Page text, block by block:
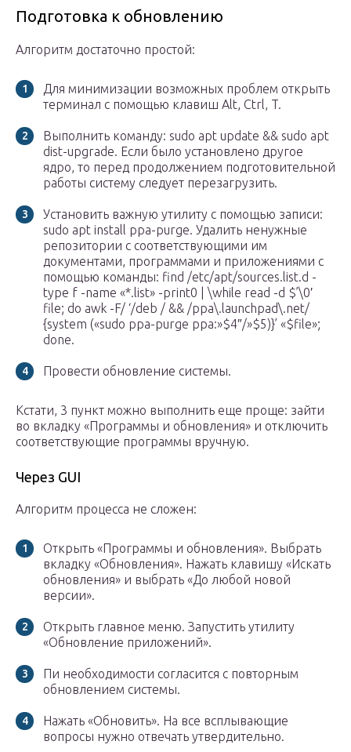
Подготовка к обновлению
Алгоритм достаточно простой:
Для минимизации возможных проблем открыть
терминал с помощью клавиш Alt, Ctrl, T.
Выполнить команду: sudo apt update && sudo apt
dist-upgrade. Если было установлено другое
ядро, то перед продолжением подготовительной
работы систему следует перезагрузить.
Установить важную утилиту с помощью записи:
sudo apt install ppa-purge. Удалить ненужные
репозитории с соответствующими им
документами, программами и приложениями с
помощью команды: find /etc/apt/sources.list.d -
type f -name «*.list» -print0 | \while read -d $’\0′
file; do awk -F/ ‘/deb / && /ppa\.launchpad\.net/
{system («sudo ppa-purge ppa:»$4″/»$5)}’ «$file»;
done.
Провести обновление системы.
Кстати, 3 пункт можно выполнить еще проще: зайти
во вкладку «Программы и обновления» и отключить
соответствующие программы вручную.
Через GUI
Алгоритм процесса не сложен:
Открыть «Программы и обновления». Выбрать
вкладку «Обновления». Нажать клавишу «Искать
обновления» и выбрать «До любой новой
версии».
Открыть главное меню. Запустить утилиту
«Обновление приложений».
Пи необходимости согласится с повторным
обновлением системы.
Нажать «Обновить». На все всплывающие
вопросы нужно отвечать утвердительно.